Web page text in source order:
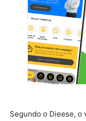
Segundo o Dieese, o